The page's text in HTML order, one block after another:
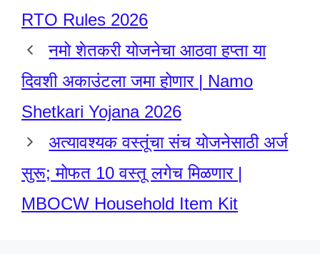
RTO Rules 2026
नमो शेतकरी योजनेचा आठवा हप्ता या
दिवशी अकाउंटला जमा होणार | Namo
Shetkari Yojana 2026
अत्यावश्यक वस्तूंचा संच योजनेसाठी अर्ज
सुरू; मोफत 10 वस्तू लगेच मिळणार |
MBOCW Household Item Kit